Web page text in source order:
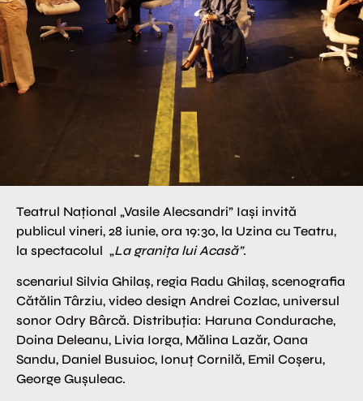
Teatrul Național „Vasile Alecsandri” Iași invită
publicul vineri, 28 iunie, ora 19:30, la Uzina cu Teatru,
la spectacolul „La granița lui Acasă”.
scenariul Silvia Ghilaș, regia Radu Ghilaș, scenografia
Cătălin Târziu, video design Andrei Cozlac, universul
sonor Odry Bârcă. Distribuția: Haruna Condurache,
Doina Deleanu, Livia Iorga, Mălina Lazăr, Oana
Sandu, Daniel Busuioc, Ionuț Cornilă, Emil Coșeru,
George Gușuleac.